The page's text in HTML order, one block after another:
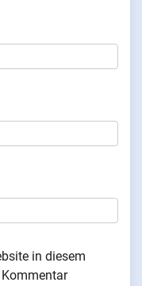
in diesem